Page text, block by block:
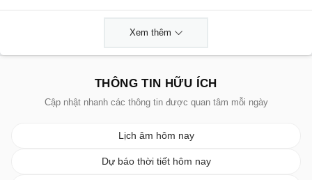
Xem thêm
THÔNG TIN HỮU ÍCH
Cập nhật nhanh các thông tin được quan tâm mỗi ngày
Lịch âm hôm nay
Dự báo thời tiết hôm nay